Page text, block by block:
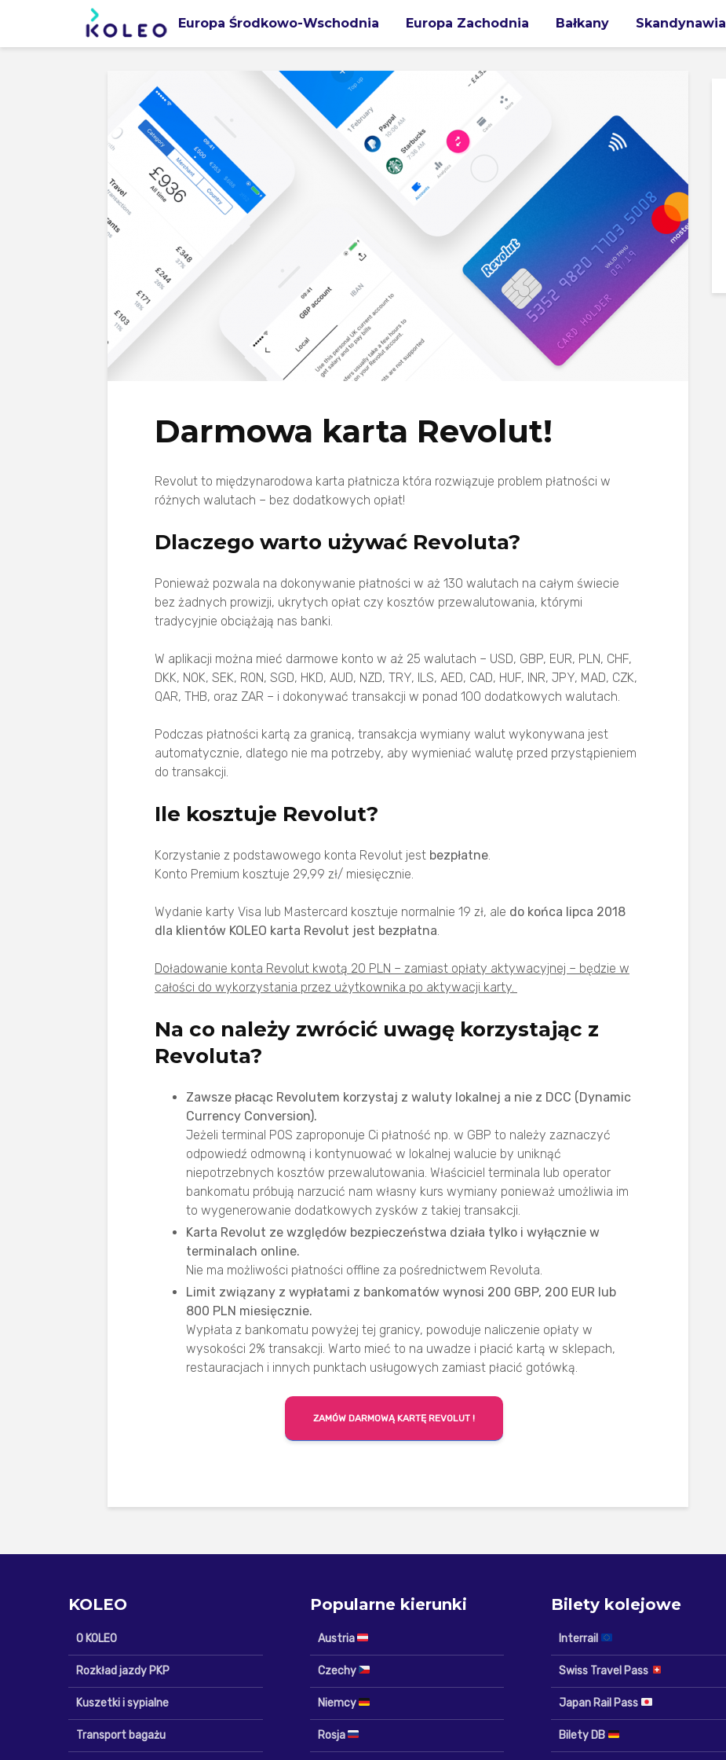
Europa Środkowo-Wschodnia Europa Zachodnia Bałkany Skandynawia
Darmowa karta Revolut!
Revolut to międzynarodowa karta płatnicza która rozwiązuje problem płatności w
różnych walutach – bez dodatkowych opłat!
Dlaczego warto używać Revoluta?
Ponieważ pozwala na dokonywanie płatności w aż 130 walutach na całym świecie
bez żadnych prowizji, ukrytych opłat czy kosztów przewalutowania, którymi
tradycyjnie obciążają nas banki.
W aplikacji można mieć darmowe konto w aż 25 walutach – USD, GBP, EUR, PLN, CHF,
DKK, NOK, SEK, RON, SGD, HKD, AUD, NZD, TRY, ILS, AED, CAD, HUF, INR, JPY, MAD, CZK,
QAR, THB, oraz ZAR – i dokonywać transakcji w ponad 100 dodatkowych walutach.
Podczas płatności kartą za granicą, transakcja wymiany walut wykonywana jest
automatycznie, dlatego nie ma potrzeby, aby wymieniać walutę przed przystąpieniem
do transakcji.
Ile kosztuje Revolut?
Korzystanie z podstawowego konta Revolut jest bezpłatne.
Konto Premium kosztuje 29,99 zł/ miesięcznie.
Wydanie karty Visa lub Mastercard kosztuje normalnie 19 zł, ale do końca lipca 2018
dla klientów KOLEO karta Revolut jest bezpłatna.
Doładowanie konta Revolut kwotą 20 PLN – zamiast opłaty aktywacyjnej – będzie w
całości do wykorzystania przez użytkownika po aktywacji karty.
Na co należy zwrócić uwagę korzystając z
Revoluta?
Zawsze płacąc Revolutem korzystaj z waluty lokalnej a nie z DCC (Dynamic
Currency Conversion).
Jeżeli terminal POS zaproponuje Ci płatność np. w GBP to należy zaznaczyć
odpowiedź odmowną i kontynuować w lokalnej walucie by uniknąć
niepotrzebnych kosztów przewalutowania. Właściciel terminala lub operator
bankomatu próbują narzucić nam własny kurs wymiany ponieważ umożliwia im
to wygenerowanie dodatkowych zysków z takiej transakcji.
Karta Revolut ze względów bezpieczeństwa działa tylko i wyłącznie w
terminalach online.
Nie ma możliwości płatności offline za pośrednictwem Revoluta.
Limit związany z wypłatami z bankomatów wynosi 200 GBP, 200 EUR lub
800 PLN miesięcznie.
Wypłata z bankomatu powyżej tej granicy, powoduje naliczenie opłaty w
wysokości 2% transakcji. Warto mieć to na uwadze i płacić kartą w sklepach,
restauracjach i innych punktach usługowych zamiast płacić gotówką.
ZAMÓW DARMOWĄ KARTĘ REVOLUT !
KOLEO
O KOLEO
Rozkład jazdy PKP
Kuszetki i sypialne
Transport bagażu
Popularne kierunki
Austria
Czechy
Niemcy
Rosja
Bilety kolejowe
Interrail
Swiss Travel Pass
Japan Rail Pass
Bilety DB